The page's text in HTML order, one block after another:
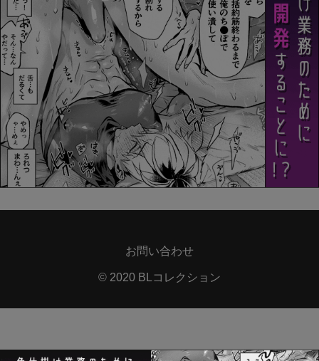
お問い合わせ
© 2020 BLコレクション